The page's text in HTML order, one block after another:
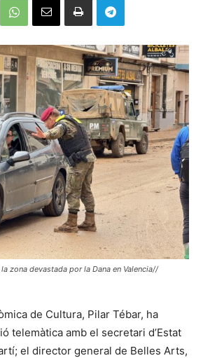
zona devastada por la Dana en Valencia//
de Cultura, Pilar Tébar, ha
telemàtica amb el secretari d’Estat
el director general de Belles Arts,